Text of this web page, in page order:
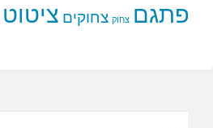
פתגם צחוק צחוקים ציטוט